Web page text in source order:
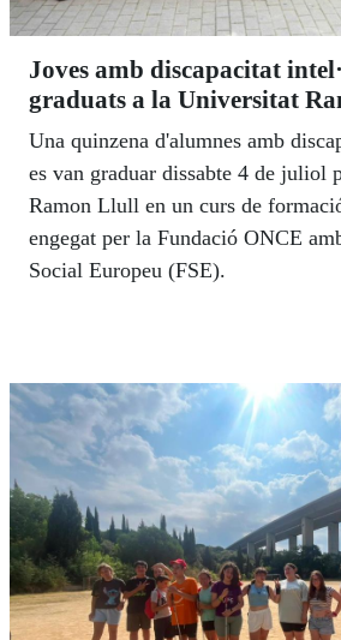
Joves amb discapacitat
graduats a la Universitat
Una quinzena d'alumnes amb
es van graduar dissabte 4 de juliol
Ramon Llull en un curs de
engegat per la Fundació ONCE
Social Europeu (FSE).